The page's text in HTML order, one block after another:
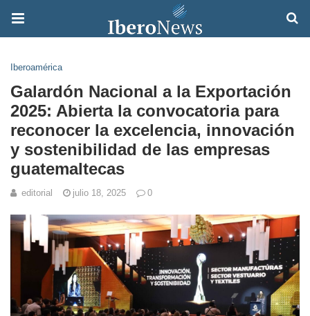
Iberoamérica
Galardón Nacional a la Exportación
2025: Abierta la convocatoria para
reconocer la excelencia, innovación
y sostenibilidad de las empresas
guatemaltecas
editorial julio 18, 2025 0